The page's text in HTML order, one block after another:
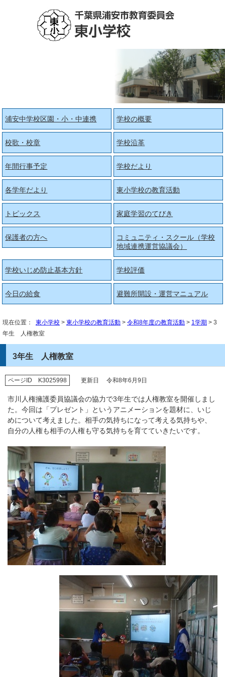
浦安中学校区園・小・中連携 学校の概要
校歌・校章 学校沿革
年間行事予定 学校だより
各学年だより 東小学校の教育活動
トピックス 家庭学習のてびき
保護者の方へ
コミュニティ・スクール（学校
地域連携運営協議会）
学校いじめ防止基本方針 学校評価
今日の給食 避難所開設・運営マニュアル
現在位置： 東小学校 > 東小学校の教育活動 > 令和8年度の教育活動 > 1学期 > 3
年生 人権教室
3年生 人権教室
ページID K3025998 更新日 令和8年6月9日
市川人権擁護委員協議会の協力で3年生では人権教室を開催しまし
た。今回は「プレゼント」というアニメーションを題材に、いじ
めについて考えました。相手の気持ちになって考える気持ちや、
自分の人権も相手の人権も守る気持ちを育てていきたいです。